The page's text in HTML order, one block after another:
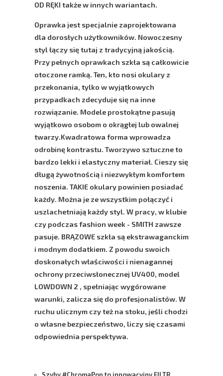
OD RĘKI także w innych wariantach.
Oprawka jest specjalnie zaprojektowana
dla dorosłych użytkowników. Nowoczesny
styl łączy się tutaj z tradycyjną jakością.
Przy pełnych oprawkach szkła są całkowicie
otoczone ramką. Ten, kto nosi okulary z
przekonania, tylko w wyjątkowych
przypadkach zdecyduje się na inne
rozwiązanie. Modele prostokątne pasują
wyjątkowo osobom o okrągłej lub owalnej
twarzy.Kwadratowa forma wprowadza
odrobinę kontrastu. Tworzywo sztuczne to
bardzo lekki i elastyczny materiał. Cieszy się
długą żywotnością i niezwykłym komfortem
noszenia. TAKIE okulary powinien posiadać
każdy. Można je ze wszystkim połączyć i
uszlachetniają każdy styl. W pracy, w klubie
czy podczas fashion week - SMITH zawsze
pasuje. BRĄZOWE szkła są ekstrawaganckim
i modnym dodatkiem. Z powodu swoich
doskonałych właściwości i nienagannej
ochrony przeciwsłonecznej UV400, model
LOWDOWN 2 , spełniając wygórowane
warunki, zalicza się do profesjonalistów. W
ruchu ulicznym czy też na stoku, jeśli chodzi
o własne bezpieczeństwo, liczy się czasami
odpowiednia perspektywa.